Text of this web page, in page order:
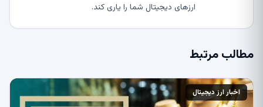
ارزهای دیجیتال شما را یاری کند.
مطالب مرتبط
اخبار ارز دیجیتال